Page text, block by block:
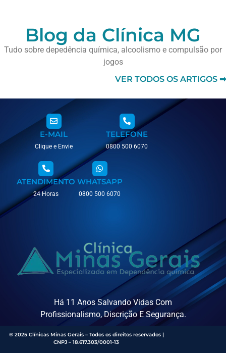
Blog da Clínica MG
Tudo sobre depedência química, alcoolismo e compulsão por
jogos
VER TODOS OS ARTIGOS ➡
E-MAIL
Clique e Envie
TELEFONE
0800 500 6070
ATENDIMENTO
24 Horas
WHATSAPP
0800 500 6070
Há 11 Anos Salvando Vidas Com
Profissionalismo, Discrição E Segurança.
® 2025 Clínicas Minas Gerais – Todos os direitos reservados |
CNPJ – 18.617.303/0001-13